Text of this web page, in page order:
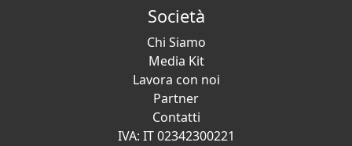
Società
Chi Siamo
Media Kit
Lavora con noi
Partner
Contatti
IVA: IT 02342300221